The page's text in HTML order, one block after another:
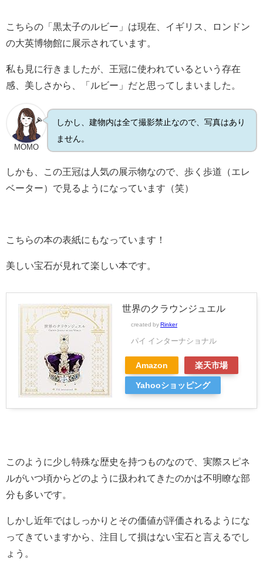
こちらの「黒太子のルビー」は現在、イギリス、ロンドン
の大英博物館に展示されています。
私も見に行きましたが、王冠に使われているという存在
感、美しさから、「ルビー」だと思ってしまいました。
MOMO
しかし、建物内は全て撮影禁止なので、写真はあり
ません。
しかも、この王冠は人気の展示物なので、歩く歩道（エレ
ベーター）で見るようになっています（笑）
こちらの本の表紙にもなっています！
美しい宝石が見れて楽しい本です。
世界のクラウンジュエル
created by Rinker
パイ インターナショナル
Amazon 楽天市場
Yahooショッピング
このように少し特殊な歴史を持つものなので、実際スピネ
ルがいつ頃からどのように扱われてきたのかは不明瞭な部
分も多いです。
しかし近年ではしっかりとその価値が評価されるようにな
ってきていますから、注目して損はない宝石と言えるでし
ょう。